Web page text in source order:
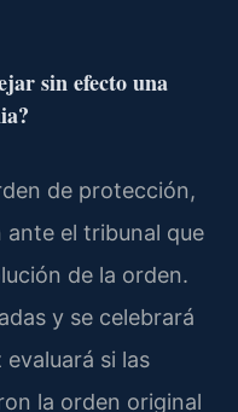
sin efecto una
de protección,
el tribunal que
de la orden.
y se celebrará
si las
la orden original